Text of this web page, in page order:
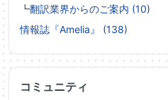
┗翻訳業界からのご案内 (10)
情報誌『Amelia』 (138)
コミュニティ